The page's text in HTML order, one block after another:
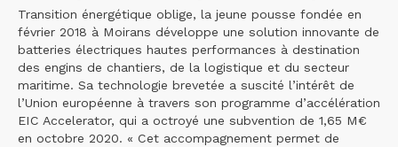
Transition énergétique oblige, la jeune pousse fondée en
février 2018 à Moirans développe une solution innovante de
batteries électriques hautes performances à destination
des engins de chantiers, de la logistique et du secteur
maritime. Sa technologie brevetée a suscité l’intérêt de
l’Union européenne à travers son programme d’accélération
EIC Accelerator, qui a octroyé une subvention de 1,65 M€
en octobre 2020. « Cet accompagnement permet de